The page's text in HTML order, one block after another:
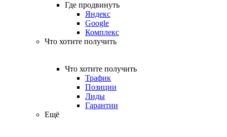
Где продвинуть
Яндекс
Google
Комплекс
Что хотите получить
Что хотите получить
Трафик
Позиции
Лиды
Гарантии
Ещё